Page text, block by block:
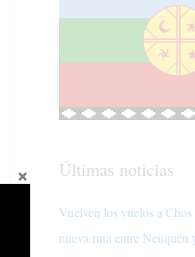
Últimas noticias
Vuelven los vuelos a
nueva ruta entre Neuquén